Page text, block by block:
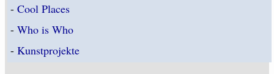
-Cool Places
-Who is Who
-Kunstprojekte